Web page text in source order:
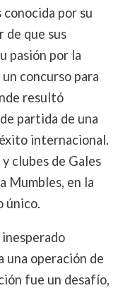
conocida por su
de que sus
pasión por la
concurso para
resultó
partida de una
internacional.
clubes de Gales
Mumbles, en la
único.
una operación de
fue un desafío,